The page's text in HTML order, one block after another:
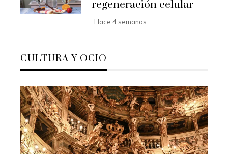
regeneración celular
Hace 4 semanas
CULTURA Y OCIO